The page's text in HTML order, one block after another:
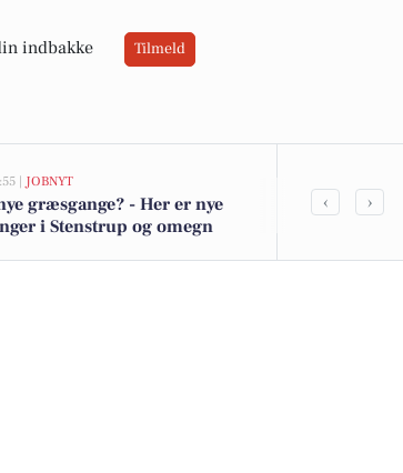
indbakke Tilmeld
| JOBNYT
græsgange? - Her er nye
i Stenstrup og omegn
Spier PS-
‹ ›